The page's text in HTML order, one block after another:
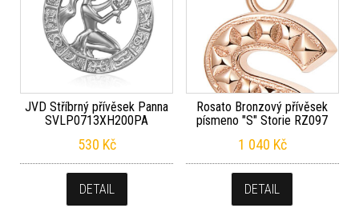
JVD Stříbrný přívěsek Panna
SVLP0713XH200PA
530 Kč
DETAIL
Rosato Bronzový přívěsek
písmeno "S" Storie RZ097
1 040 Kč
DETAIL